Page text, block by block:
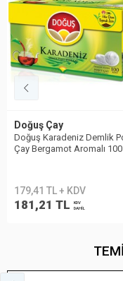
Doğuş Çay
Doğuş Karadeniz Demlik
Çay Bergamot Aromalı
179,41 TL + KDV
181,21 TL
KDV
DAHİL